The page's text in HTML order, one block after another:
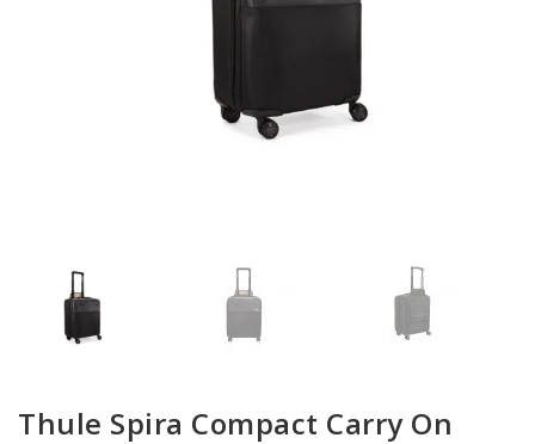
Thule Spira Compact Carry On